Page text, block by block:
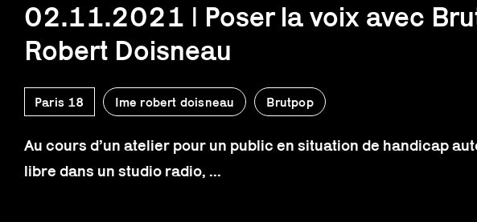
02.11.2021 | Poser la voix avec
Robert Doisneau
Paris 18 Ime robert doisneau Brutpop
Au cours d’un atelier pour un public en situation de handicap
libre dans un studio radio, ...